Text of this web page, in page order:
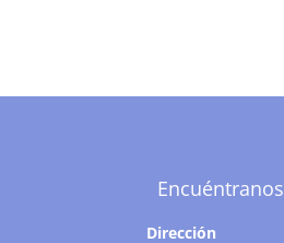
Encuéntranos
Dirección